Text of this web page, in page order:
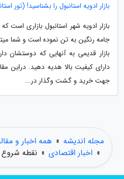
بازار ادویه استانبول را بشناسید! (تور
بازار ادویه شهر استانبول بازاری
جامه رنگین به تن نموده است و شما
بازار قدیمی به آنهایی که دوستشان
دارای کیفیت بالا هدیه دهید. دراین
جهت خرید و گشت وگذار در...
مجله اندیشه » همه اخبار و
» اخبار اقتصادی » نقطه